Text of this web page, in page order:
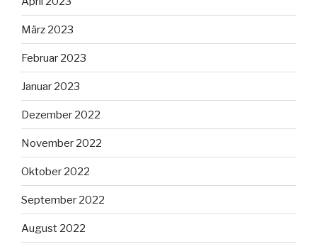
März 2023
Februar 2023
Januar 2023
Dezember 2022
November 2022
Oktober 2022
September 2022
August 2022